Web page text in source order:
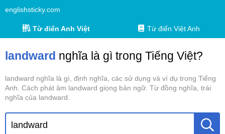
englishsticky.com
Từ điển Anh Việt Từ điển Việt Anh
landward nghĩa là gì trong Tiếng Việt?
landward nghĩa là gì, định nghĩa, các sử dụng và ví dụ trong Tiếng
Anh. Cách phát âm landward giọng bản ngữ. Từ đồng nghĩa, trái
nghĩa của landward.